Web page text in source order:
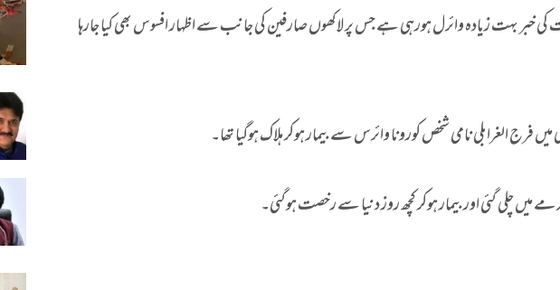
کی خبر بہت زیادہ وائرل ہورہی ہے جس پر لاکھوں صارفین کی جانب سے اظہار افسوس بھی کیا جارہا
فرج الغرابلی نامی شخص کورونا وائرس سے بیمار ہوکر ہلاک ہوگیا تھا۔
میں چلی گئی اور بیمار ہوکر کچھ روز دنیا سے رخصت ہوگئی۔